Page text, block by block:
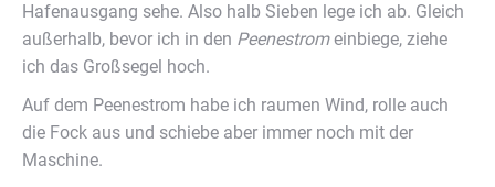
Hafenausgang sehe. Also halb Sieben lege ich ab. Gleich
außerhalb, bevor ich in den Peenestromeinbiege, ziehe
ich das Großsegel hoch.
Auf dem Peenestrom habe ich raumen Wind, rolle auch
die Fock aus und schiebe aber immer noch mit der
Maschine.